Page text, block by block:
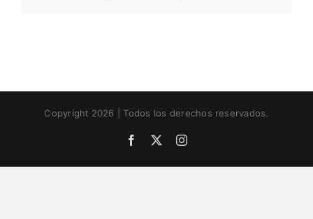
Copyright 2026 | Todos los derechos reservados.
Facebook Instagram